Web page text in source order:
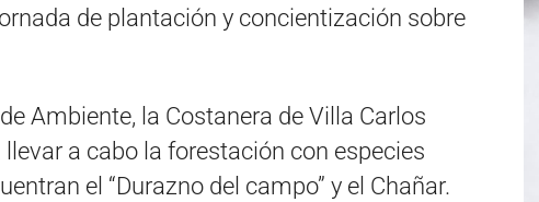
de plantación y concientización sobre
Ambiente, la Costanera de Villa Carlos
a cabo la forestación con especies
el “Durazno del campo” y el Chañar.